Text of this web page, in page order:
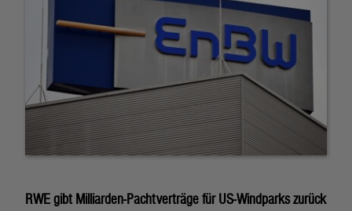
RWE gibt Milliarden-Pachtverträge für US-Windparks zurück